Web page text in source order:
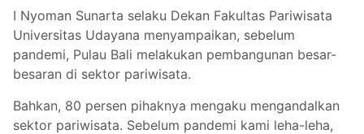
I Nyoman Sunarta selaku Dekan Fakultas Pariwisata
Universitas Udayana menyampaikan, sebelum
pandemi, Pulau Bali melakukan pembangunan besar-
besaran di sektor pariwisata.
Bahkan, 80 persen pihaknya mengaku mengandalkan
sektor pariwisata. Sebelum pandemi kami leha-leha,